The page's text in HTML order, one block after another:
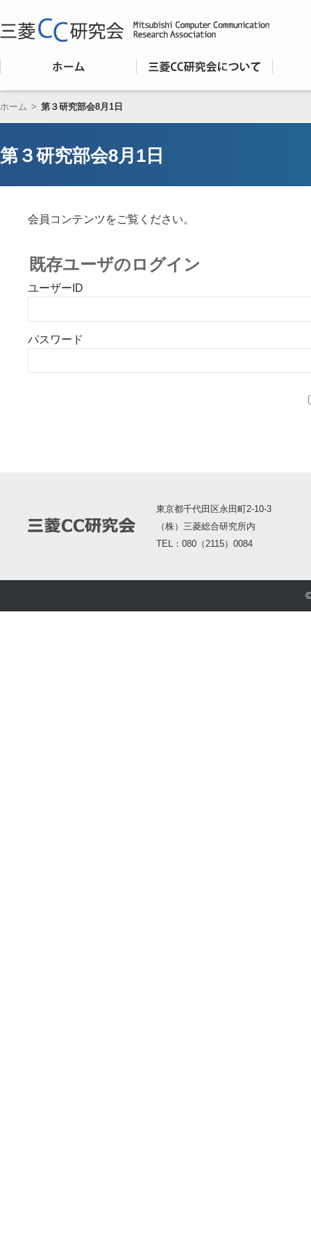
ホーム > 第３研究部会8月1日
第３研究部会8月1日
会員コンテンツをご覧ください。
既存ユーザのログイン
ユーザーID
パスワード
東京都千代田区永田町2-10-3
（株）三菱総合研究所内
TEL：080（2115）0084